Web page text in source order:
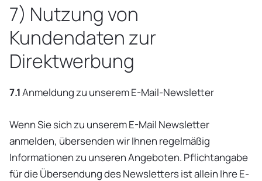
7) Nutzung von
Kundendaten zur
Direktwerbung
7.1Anmeldung zu unserem E-Mail-Newsletter
Wenn Sie sich zu unserem E-Mail Newsletter
anmelden, übersenden wir Ihnen regelmäßig
Informationen zu unseren Angeboten. Pflichtangabe
für die Übersendung des Newsletters ist allein Ihre E-